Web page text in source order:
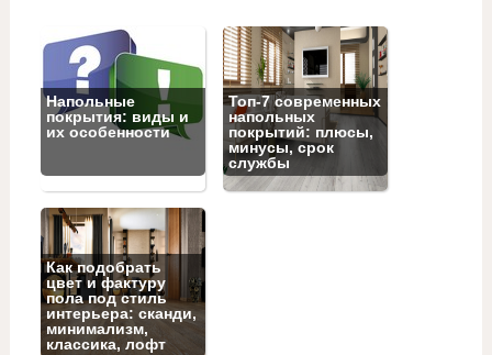
Напольные
покрытия: виды и
их особенности
Топ‑7 современных
напольных
покрытий: плюсы,
минусы, срок
службы
Как подобрать
цвет и фактуру
пола под стиль
интерьера: сканди,
минимализм,
классика, лофт